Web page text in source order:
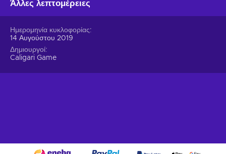
Άλλες λεπτομέρειες
Ημερομηνία κυκλοφορίας
14 Αυγούστου 2019
Δημιουργοί
Caligari Game